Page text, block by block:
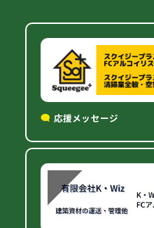
応援メッセージ